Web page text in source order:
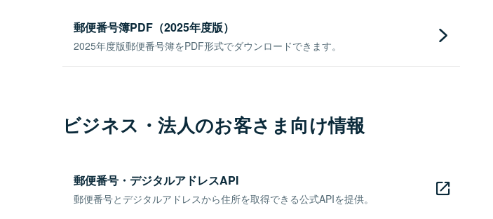
郵便番号簿PDF（2025年度版）
2025年度版郵便番号簿をPDF形式でダウンロードできます。
ビジネス・法人のお客さま向け情報
郵便番号・デジタルアドレスAPI
郵便番号とデジタルアドレスから住所を取得できる公式APIを提供。